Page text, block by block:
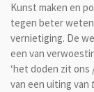
Kunst maken en
tegen beter
vernietiging. De
een van
‘het doden zit
van een uiting van